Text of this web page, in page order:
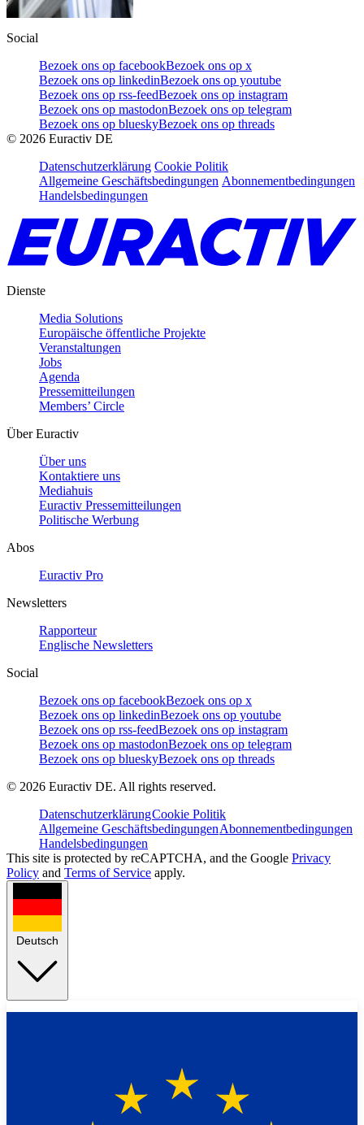
Social
Bezoek ons op facebookBezoek ons op x
Bezoek ons op linkedinBezoek ons op youtube
Bezoek ons op rss-feedBezoek ons op instagram
Bezoek ons op mastodonBezoek ons op telegram
Bezoek ons op blueskyBezoek ons op threads
© 2026 Euractiv DE
Datenschutzerklärung Cookie Politik
Allgemeine Geschäftsbedingungen Abonnementbedingungen
Handelsbedingungen
Dienste
Media Solutions
Europäische öffentliche Projekte
Veranstaltungen
Jobs
Agenda
Pressemitteilungen
Members’ Circle
Über Euractiv
Über uns
Kontaktiere uns
Mediahuis
Euractiv Pressemitteilungen
Politische Werbung
Abos
Euractiv Pro
Newsletters
Rapporteur
Englische Newsletters
Social
Bezoek ons op facebookBezoek ons op x
Bezoek ons op linkedinBezoek ons op youtube
Bezoek ons op rss-feedBezoek ons op instagram
Bezoek ons op mastodonBezoek ons op telegram
Bezoek ons op blueskyBezoek ons op threads
© 2026 Euractiv DE. All rights reserved.
DatenschutzerklärungCookie Politik
Allgemeine GeschäftsbedingungenAbonnementbedingungen
Handelsbedingungen
This site is protected by reCAPTCHA, and the Google Privacy
Policy and Terms of Service apply.
Deutsch